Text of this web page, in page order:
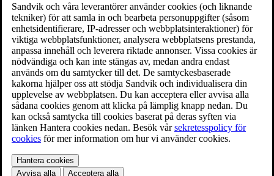
Sandvik och våra leverantörer använder cookies (och liknande
tekniker) för att samla in och bearbeta personuppgifter (såsom
enhetsidentifierare, IP-adresser och webbplatsinteraktioner) för
viktiga webbplatsfunktioner, analysera webbplatsens prestanda,
anpassa innehåll och leverera riktade annonser. Vissa cookies är
nödvändiga och kan inte stängas av, medan andra endast
används om du samtycker till det. De samtyckesbaserade
kakorna hjälper oss att stödja Sandvik och individualisera din
upplevelse av webbplatsen. Du kan acceptera eller avvisa alla
sådana cookies genom att klicka på lämplig knapp nedan. Du
kan också samtycka till cookies baserat på deras syften via
länken Hantera cookies nedan. Besök vårsekretesspolicy för
cookies för mer information om hur vi använder cookies.
Hantera cookies
Avvisa alla
Acceptera alla